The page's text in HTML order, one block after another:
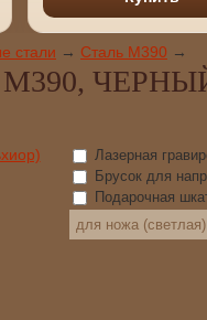
стали → Сталь М390 →
Лазерная
Брусок для
Подарочная